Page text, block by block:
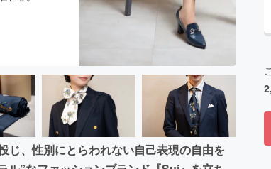
じ、性別にとらわれない自己表現の自由を